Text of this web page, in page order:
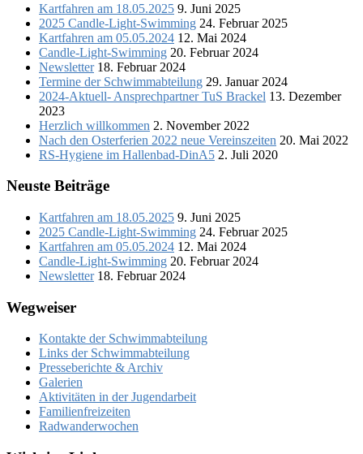
Kartfahren am 18.05.2025 9. Juni 2025
2025 Candle-Light-Swimming 24. Februar 2025
Kartfahren am 05.05.2024 12. Mai 2024
Candle-Light-Swimming 20. Februar 2024
Newsletter18. Februar 2024
Termine der Schwimmabteilung 29. Januar 2024
2024-Aktuell- Ansprechpartner TuS Brackel 13. Dezember
2023
Herzlich willkommen 2. November 2022
Nach den Osterferien 2022 neue Vereinszeiten 20. Mai 2022
RS-Hygiene im Hallenbad-DinA5 2. Juli 2020
Neuste Beiträge
Kartfahren am 18.05.2025 9. Juni 2025
2025 Candle-Light-Swimming 24. Februar 2025
Kartfahren am 05.05.2024 12. Mai 2024
Candle-Light-Swimming 20. Februar 2024
Newsletter 18. Februar 2024
Wegweiser
Kontakte der Schwimmabteilung
Links der Schwimmabteilung
Presseberichte & Archiv
Galerien
Aktivitäten in der Jugendarbeit
Familienfreizeiten
Radwanderwochen